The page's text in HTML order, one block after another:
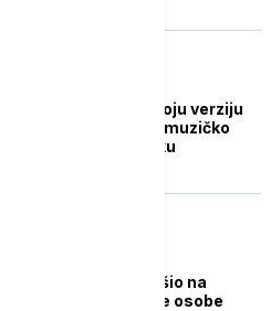
Da li će Azija dobiti svoju verziju
Evrovizije: Najavljeno muzičko
takmičenje u Bangkoku
Još jedan kran se srušio na
Tajlandu, poginule dve osobe